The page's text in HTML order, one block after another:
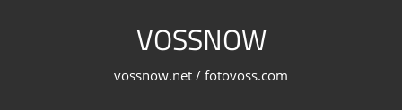
VOSSNOW
vossnow.net / fotovoss.com